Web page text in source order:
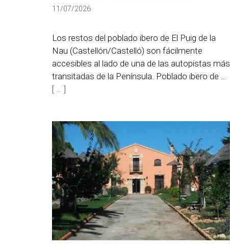
11/07/2026
Los restos del poblado ibero de El Puig de la
Nau (Castellón/Castelló) son fácilmente
accesibles al lado de una de las autopistas más
transitadas de la Península. Poblado ibero de …
[ … ]